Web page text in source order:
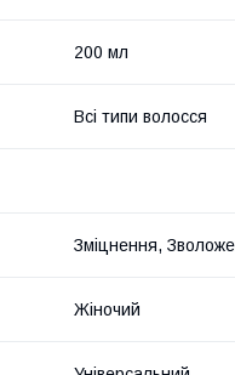
200 мл
Всі типи волосся
Зміцнення,
Жіночий